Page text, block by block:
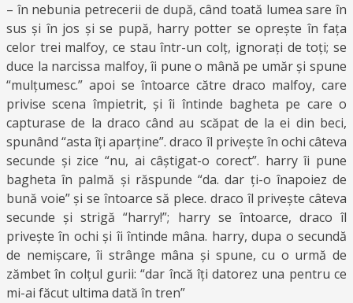
– în nebunia petrecerii de după, când toată lumea sare în
sus și în jos și se pupă, harry potter se oprește în fața
celor trei malfoy, ce stau într-un colț, ignorați de toți; se
duce la narcissa malfoy, îi pune o mână pe umăr și spune
“mulțumesc.” apoi se întoarce către draco malfoy, care
privise scena împietrit, și îi întinde bagheta pe care o
capturase de la draco când au scăpat de la ei din beci,
spunând “asta îți aparține”. draco îl privește în ochi câteva
secunde și zice “nu, ai câștigat-o corect”. harry îi pune
bagheta în palmă și răspunde “da. dar ți-o înapoiez de
bună voie” și se întoarce să plece. draco îl privește câteva
secunde și strigă “harry!”; harry se întoarce, draco îl
privește în ochi și îi întinde mâna. harry, dupa o secundă
de nemișcare, îi strânge mâna și spune, cu o urmă de
zămbet în colțul gurii: “dar încă îți datorez una pentru ce
mi-ai făcut ultima dată în tren”